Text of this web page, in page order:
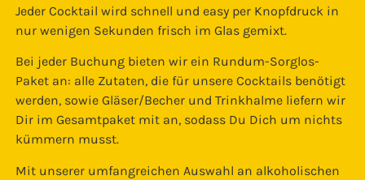
Jeder Cocktail wird schnell und easy per Knopfdruck in
nur wenigen Sekunden frisch im Glas gemixt.
Bei jeder Buchung bieten wir ein Rundum-Sorglos-
Paket an: alle Zutaten, die für unsere Cocktails benötigt
werden, sowie Gläser/Becher und Trinkhalme liefern wir
Dir im Gesamtpaket mit an, sodass Du Dich um nichts
kümmern musst.
Mit unserer umfangreichen Auswahl an alkoholischen